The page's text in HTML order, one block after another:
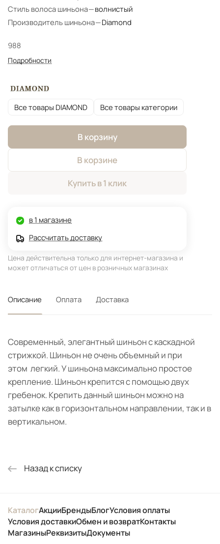
Стиль волоса шиньона—волнистый
Производитель шиньона—Diamond
988
Подробности
Все товары DIAMOND Все товары категории
В корзину
В корзине
Купить в 1 клик
в 1 магазине
Рассчитать доставку
Цена действительна только для интернет-магазина и
может отличаться от цен в розничных магазинах
Описание Оплата Доставка
Современный, элегантный шиньон с каскадной
стрижкой. Шиньон не очень объемный и при
этом легкий. У шиньона максимально простое
крепление. Шиньон крепится с помощью двух
гребенок. Крепить данный шиньон можно на
затылке как в горизонтальном направлении, так и в
вертикальном.
Назад к списку
КаталогАкцииБрендыБлогУсловия оплаты
Условия доставкиОбмен и возвратКонтакты
МагазиныРеквизитыДокументы